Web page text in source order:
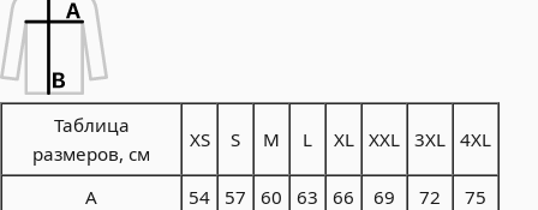
Таблица
размеров, см
XS S M L XL XXL 3XL 4XL
A 54 57 60 63 66 69 72
75